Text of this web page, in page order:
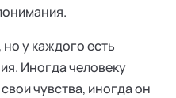
но у каждого есть
Иногда человеку
чувства, иногда он